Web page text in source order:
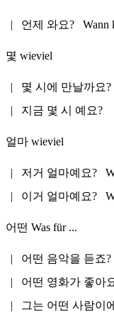
| 언제 와요? Wann
몇 wieviel
| 몇 시에 만날까요?
|
지금 몇 시 예요?
얼마 wieviel
| 저거 얼마예요?
|
이거 얼마예요?
어떤 Was für ...
| 어떤 음악을 듣죠?
|
어떤 영화가 좋아
|
그는 어떤 사람이